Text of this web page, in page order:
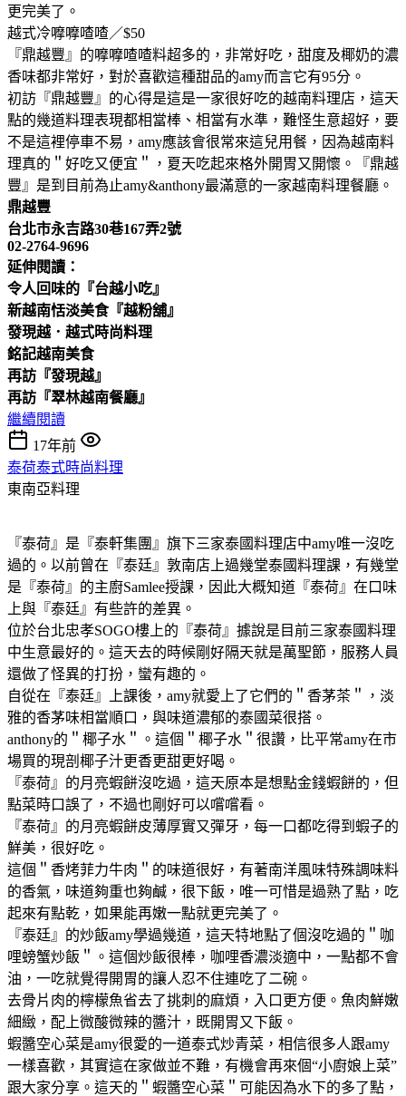
更完美了。
越式冷嚤嚤喳喳／$50
『鼎越豐』的嚤嚤喳喳料超多的，非常好吃，甜度及椰奶的濃
香味都非常好，對於喜歡這種甜品的amy而言它有95分。
初訪『鼎越豐』的心得是這是一家很好吃的越南料理店，這天
點的幾道料理表現都相當棒、相當有水準，難怪生意超好，要
不是這裡停車不易，amy應該會很常來這兒用餐，因為越南料
理真的＂好吃又便宜＂，夏天吃起來格外開胃又開懷。『鼎越
豐』是到目前為止amy&anthony最滿意的一家越南料理餐廳。
鼎越豐
台北市永吉路30巷167弄2號
02-2764-9696
延伸閱讀：
令人回味的『台越小吃』
新越南恬淡美食『越粉舖』
發現越．越式時尚料理
銘記越南美食
再訪『發現越』
再訪『翠林越南餐廳』
繼續閱讀
17年前
泰荷泰式時尚料理
東南亞料理
『泰荷』是『泰軒集團』旗下三家泰國料理店中amy唯一沒吃
過的。以前曾在『泰廷』敦南店上過幾堂泰國料理課，有幾堂
是『泰荷』的主廚Samlee授課，因此大概知道『泰荷』在口味
上與『泰廷』有些許的差異。
位於台北忠孝SOGO樓上的『泰荷』據說是目前三家泰國料理
中生意最好的。這天去的時候剛好隔天就是萬聖節，服務人員
還做了怪異的打扮，蠻有趣的。
自從在『泰廷』上課後，amy就愛上了它們的＂香茅茶＂，淡
雅的香茅味相當順口，與味道濃郁的泰國菜很搭。
anthony的＂椰子水＂。這個＂椰子水＂很讚，比平常amy在市
場買的現剖椰子汁更香更甜更好喝。
『泰荷』的月亮蝦餅沒吃過，這天原本是想點金錢蝦餅的，但
點菜時口誤了，不過也剛好可以嚐嚐看。
『泰荷』的月亮蝦餅皮薄厚實又彈牙，每一口都吃得到蝦子的
鮮美，很好吃。
這個＂香烤菲力牛肉＂的味道很好，有著南洋風味特殊調味料
的香氣，味道夠重也夠鹹，很下飯，唯一可惜是過熟了點，吃
起來有點乾，如果能再嫩一點就更完美了。
『泰廷』的炒飯amy學過幾道，這天特地點了個沒吃過的＂咖
哩螃蟹炒飯＂。這個炒飯很棒，咖哩香濃淡適中，一點都不會
油，一吃就覺得開胃的讓人忍不住連吃了二碗。
去骨片肉的檸檬魚省去了挑刺的麻煩，入口更方便。魚肉鮮嫩
細緻，配上微酸微辣的醬汁，既開胃又下飯。
蝦醬空心菜是amy很愛的一道泰式炒青菜，相信很多人跟amy
一樣喜歡，其實這在家做並不難，有機會再來個“小廚娘上菜”
跟大家分享。這天的＂蝦醬空心菜＂可能因為水下的多了點，